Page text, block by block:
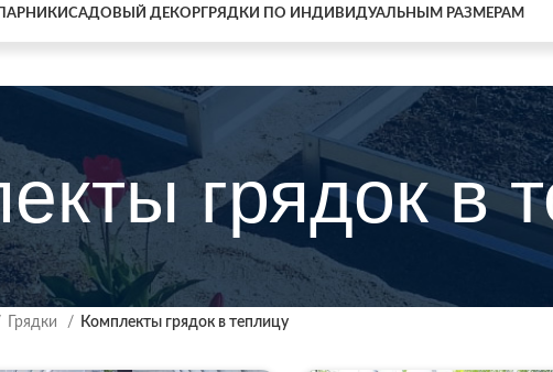
ПАРНИКИСАДОВЫЙ ДЕКОР ГРЯДКИ ПО ИНДИВИДУАЛЬНЫМ РАЗМЕРАМ
грядок в
Грядки Комплекты грядок в теплицу